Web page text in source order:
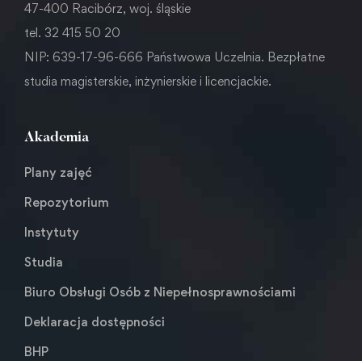
47-400 Racibórz, woj. śląskie
tel. 32 415 50 20
NIP: 639-17-96-666 Państwowa Uczelnia. Bezpłatne
studia magisterskie, inżynierskie i licencjackie.
Akademia
Plany zajęć
Repozytorium
Instytuty
Studia
Biuro Obsługi Osób z Niepełnosprawnościami
Deklaracja dostępności
BHP